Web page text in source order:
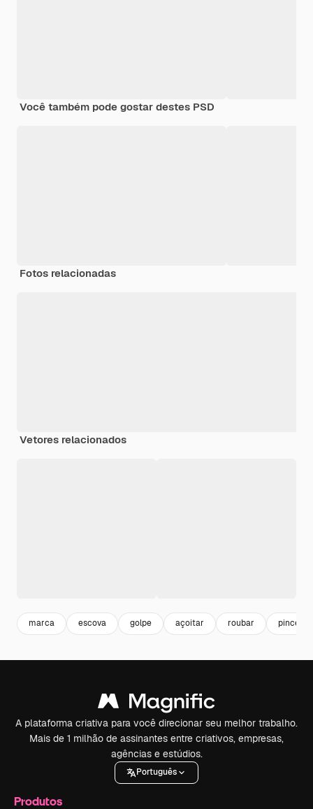
Você também pode gostar destes PSD
Fotos relacionadas
Vetores relacionados
marca escova golpe açoitar roubar
A plataforma criativa para você direcionar seu melhor trabalho.
Mais de 1 milhão de assinantes entre criativos, empresas,
agências e estúdios.
Português
Produtos